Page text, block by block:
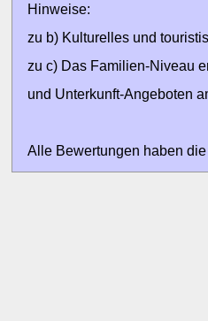
Hinweise:
zu b) Kulturelles und
zu c) Das Familien-Niveau
und Unterkunft-Angeboten
Alle Bewertungen haben